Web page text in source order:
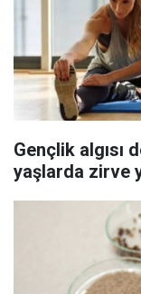
Gençlik algısı
yaşlarda zirve